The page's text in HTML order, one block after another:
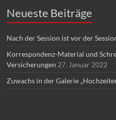
Neueste Beiträge
Nach der Session ist vor der
Korrespondenz-Material und
Versicherungen 27. Januar 2022
Zuwachs in der Galerie